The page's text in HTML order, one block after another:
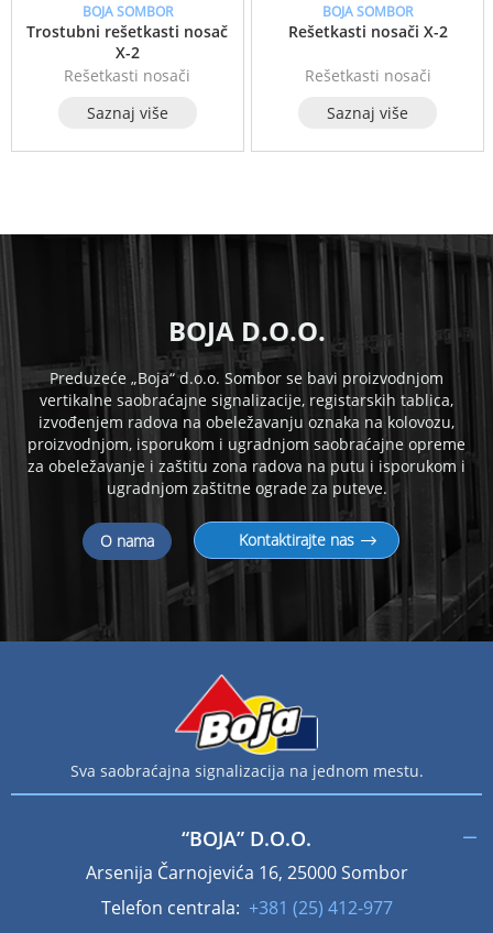
BOJA SOMBOR
Trostubni rešetkasti nosač
X-2
Rešetkasti nosači
Saznaj više
BOJA SOMBOR
Rešetkasti nosači X-2
Rešetkasti nosači
Saznaj više
BOJA D.O.O.
Preduzeće „Boja“ d.o.o. Sombor se bavi proizvodnjom
vertikalne saobraćajne signalizacije, registarskih tablica,
izvođenjem radova na obeležavanju oznaka na kolovozu,
proizvodnjom, isporukom i ugradnjom saobraćajne opreme
za obeležavanje i zaštitu zona radova na putu i isporukom i
ugradnjom zaštitne ograde za puteve.
O nama Kontaktirajte nas
Sva saobraćajna signalizacija na jednom mestu.
“BOJA” D.O.O.
Arsenija Čarnojevića 16, 25000 Sombor
Telefon centrala: +381 (25) 412-977